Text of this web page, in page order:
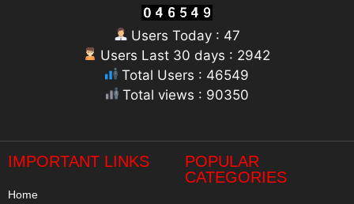
Users Today : 47
Users Last 30 days : 2942
Total Users : 46549
Total views : 90350
IMPORTANT LINKS
Home
POPULAR
CATEGORIES